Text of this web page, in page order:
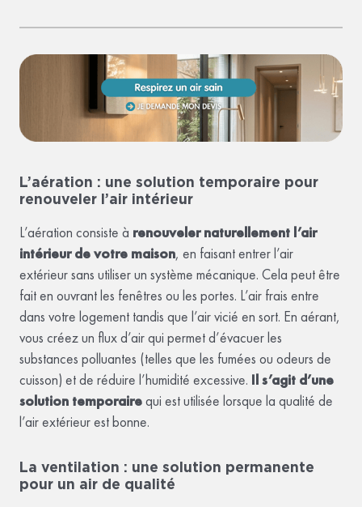
L’aération : une solution temporaire pour
renouveler l’air intérieur
L’aération consiste à renouveler naturellement l’air
intérieur de votre maison, en faisant entrer l’air
extérieur sans utiliser un système mécanique. Cela peut être
fait en ouvrant les fenêtres ou les portes. L’air frais entre
dans votre logement tandis que l’air vicié en sort. En aérant,
vous créez un flux d’air qui permet d’évacuer les
substances polluantes (telles que les fumées ou odeurs de
cuisson) et de réduire l’humidité excessive. Il s’agit d’une
solution temporairequi est utilisée lorsque la qualité de
l’air extérieur est bonne.
La ventilation : une solution permanente
pour un air de qualité